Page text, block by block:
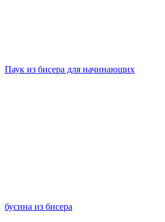
Паук из бисера для начинающих
бусина из бисера